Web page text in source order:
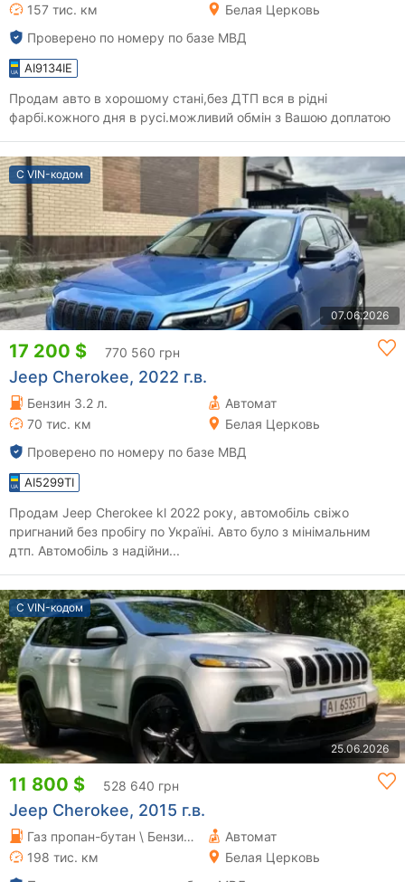
157 тис. км
Белая Церковь
Проверено по номеру по базе МВД
AI9134IE
Продам авто в хорошому стані,без ДТП вся в рідні
фарбі.кожного дня в русі.можливий обмін з Вашою доплатою
С VIN-кодом
07.06.2026
17 200 $ 770 560 грн
Jeep Cherokee, 2022 г.в.
Бензин 3.2 л.
Автомат
70 тис. км
Белая Церковь
Проверено по номеру по базе МВД
AI5299TI
Продам Jeep Cherokee kl 2022 року, автомобіль свіжо
пригнаний без пробігу по Україні. Авто було з мінімальним
дтп. Автомобіль з надійни...
С VIN-кодом
25.06.2026
11 800 $ 528 640 грн
Jeep Cherokee, 2015 г.в.
Газ пропан-бутан \ Бензин 3.24 л.
Автомат
198 тис. км
Белая Церковь